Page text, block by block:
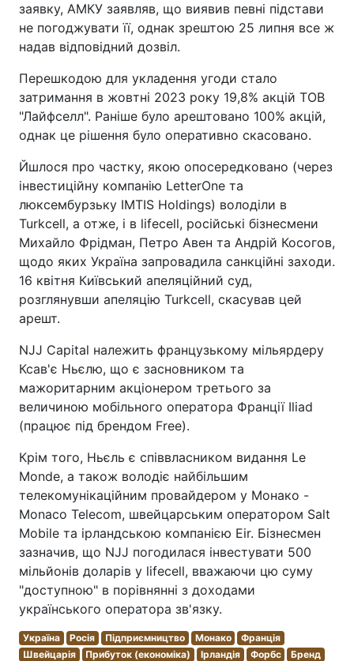
заявку, АМКУ заявляв, що виявив певні підстави
не погоджувати її, однак зрештою 25 липня все ж
надав відповідний дозвіл.
Перешкодою для укладення угоди стало
затримання в жовтні 2023 року 19,8% акцій ТОВ
"Лайфселл". Раніше було арештовано 100% акцій,
однак це рішення було оперативно скасовано.
Йшлося про частку, якою опосередковано (через
інвестиційну компанію LetterOne та
люксембурзьку IMTIS Holdings) володіли в
Turkcell, а отже, і в lifecell, російські бізнесмени
Михайло Фрідман, Петро Авен та Андрій Косогов,
щодо яких Україна запровадила санкційні заходи.
16 квітня Київський апеляційний суд,
розглянувши апеляцію Turkcell, скасував цей
арешт.
NJJ Capital належить французькому мільярдеру
Ксав'є Ньєлю, що є засновником та
мажоритарним акціонером третього за
величиною мобільного оператора Франції Iliad
(працює під брендом Free).
Крім того, Ньєль є співвласником видання Le
Monde, а також володіє найбільшим
телекомунікаційним провайдером у Монако -
Monaco Telecom, швейцарським оператором Salt
Mobile та ірландською компанією Eir. Бізнесмен
зазначив, що NJJ погодилася інвестувати 500
мільйонів доларів у lifecell, вважаючи цю суму
"доступною" в порівнянні з доходами
українського оператора зв'язку.
Україна Росія Підприємництво Монако
Франція
Швейцарія
Прибуток (економіка) Ірландія Форбс
Бренд